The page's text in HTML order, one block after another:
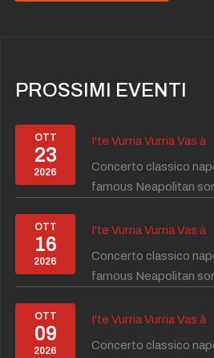
PROSSIMI EVENTI
OTT
23
2026
I'te Vurria Vurria Vas à
Concerto classico
famous Neapolitan
OTT
16
2026
I'te Vurria Vurria Vas à
Concerto classico
famous Neapolitan
OTT
09
2026
I'te Vurria Vurria Vas à
Concerto classico